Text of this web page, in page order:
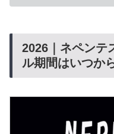
2026｜ネペンテ
ル期間はいつか